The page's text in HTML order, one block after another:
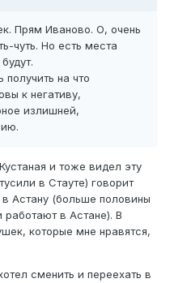
Прям Иваново. О, очень
чуть. Но есть места
на что
к негативу,
излишней,
и тоже видел эту
в Стауте) говорит
Астану (больше половины
работают в Астане). В
которые мне нравятся,
сменить и переехать в